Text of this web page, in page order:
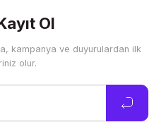
ederiz.
görüntülenemiyor.
Ol
kampanya ve duyurulardan ilk
olur.